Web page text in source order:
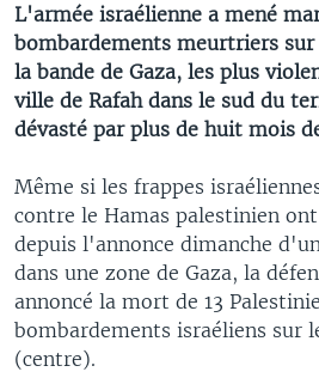
L'armée israélienne a mené
bombardements meurtriers sur
la bande de Gaza, les plus
ville de Rafah dans le sud du
dévasté par plus de huit mois
Même si les frappes
contre le Hamas palestinien
depuis l'annonce dimanche
dans une zone de Gaza, la
annoncé la mort de 13
bombardements israéliens sur
(centre).